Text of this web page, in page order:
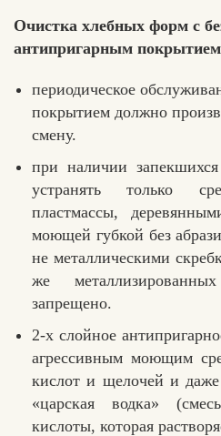
Очистка хлебных форм с
антипригарным покрытием
периодическое
покрытием должно
смену.
при наличии
устранять только
пластмассы,
моющей губкой без
не металлическими
же
запрещено.
2-х слойное
агрессивным моющим
кислот и щелочей и
«царская водка»
кислоты, которая